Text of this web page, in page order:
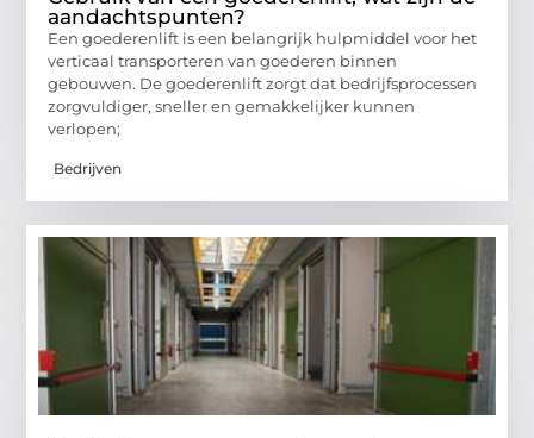
aandachtspunten?
Een goederenlift is een belangrijk hulpmiddel voor het
verticaal transporteren van goederen binnen
gebouwen. De goederenlift zorgt dat bedrijfsprocessen
zorgvuldiger, sneller en gemakkelijker kunnen
verlopen;
Bedrijven